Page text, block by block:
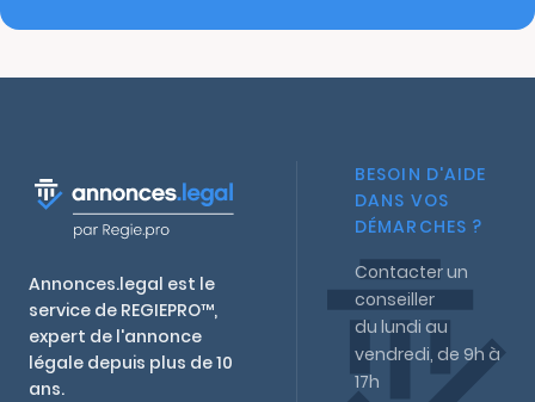
Annonces.legal est le
service de REGIEPRO™,
expert de l'annonce
légale depuis plus de 10
ans.
BESOIN D'AIDE
DANS VOS
DÉMARCHES ?
Contacter un
conseiller
du lundi au
vendredi, de 9h à
17h